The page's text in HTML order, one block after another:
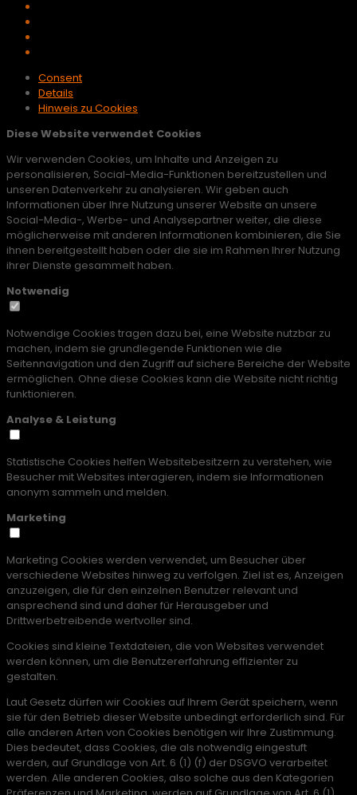
Consent
Details
Hinweis zu Cookies
Diese Website verwendet Cookies
Wir verwenden Cookies, um Inhalte und Anzeigen zu
personalisieren, Social-Media-Funktionen bereitzustellen und
unseren Datenverkehr zu analysieren. Wir geben auch
Informationen über Ihre Nutzung unserer Website an unsere
Social-Media-, Werbe- und Analysepartner weiter, die diese
möglicherweise mit anderen Informationen kombinieren, die Sie
ihnen bereitgestellt haben oder die sie im Rahmen Ihrer Nutzung
ihrer Dienste gesammelt haben.
Notwendig
Notwendige Cookies tragen dazu bei, eine Website nutzbar zu
machen, indem sie grundlegende Funktionen wie die
Seitennavigation und den Zugriff auf sichere Bereiche der Website
ermöglichen. Ohne diese Cookies kann die Website nicht richtig
funktionieren.
Analyse & Leistung
Statistische Cookies helfen Websitebesitzern zu verstehen, wie
Besucher mit Websites interagieren, indem sie Informationen
anonym sammeln und melden.
Marketing
Marketing Cookies werden verwendet, um Besucher über
verschiedene Websites hinweg zu verfolgen. Ziel ist es, Anzeigen
anzuzeigen, die für den einzelnen Benutzer relevant und
ansprechend sind und daher für Herausgeber und
Drittwerbetreibende wertvoller sind.
Cookies sind kleine Textdateien, die von Websites verwendet
werden können, um die Benutzererfahrung effizienter zu
gestalten.
Laut Gesetz dürfen wir Cookies auf Ihrem Gerät speichern, wenn
sie für den Betrieb dieser Website unbedingt erforderlich sind. Für
alle anderen Arten von Cookies benötigen wir Ihre Zustimmung.
Dies bedeutet, dass Cookies, die als notwendig eingestuft
werden, auf Grundlage von Art. 6 (1) (f) der DSGVO verarbeitet
werden. Alle anderen Cookies, also solche aus den Kategorien